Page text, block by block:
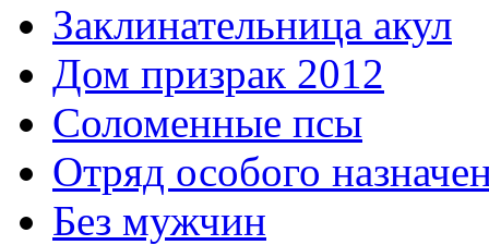
Заклинательница акул
Дом призрак 2012
Соломенные псы
Отряд особого
Без мужчин